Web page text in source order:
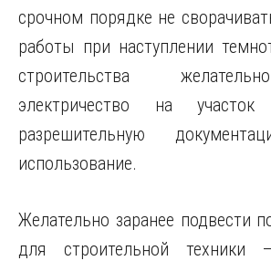
срочном порядке не
работы при наступлении
строительства
электричество на
разрешительную
использование.
Желательно заранее подвести
для строительной техники